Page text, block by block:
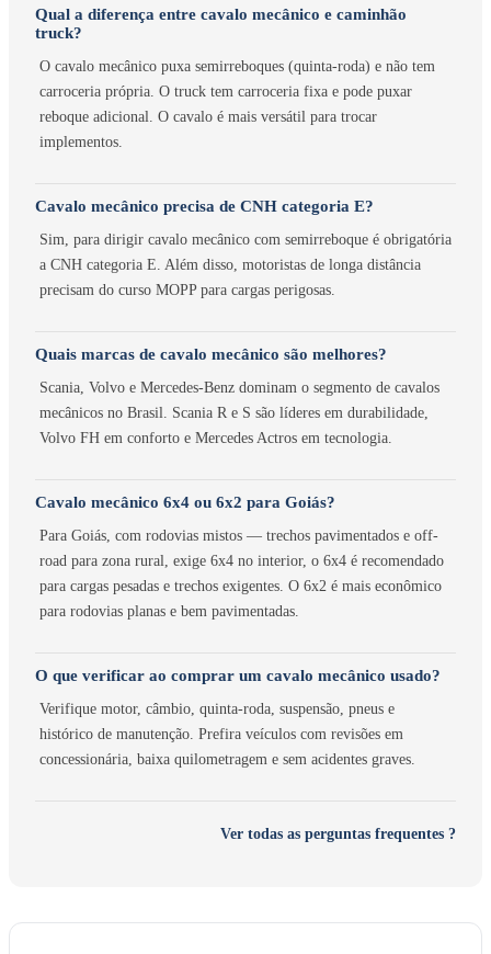
Qual a diferença entre cavalo mecânico e caminhão
truck?
O cavalo mecânico puxa semirreboques (quinta-roda) e não tem
carroceria própria. O truck tem carroceria fixa e pode puxar
reboque adicional. O cavalo é mais versátil para trocar
implementos.
Cavalo mecânico precisa de CNH categoria E?
Sim, para dirigir cavalo mecânico com semirreboque é obrigatória
a CNH categoria E. Além disso, motoristas de longa distância
precisam do curso MOPP para cargas perigosas.
Quais marcas de cavalo mecânico são melhores?
Scania, Volvo e Mercedes-Benz dominam o segmento de cavalos
mecânicos no Brasil. Scania R e S são líderes em durabilidade,
Volvo FH em conforto e Mercedes Actros em tecnologia.
Cavalo mecânico 6x4 ou 6x2 para Goiás?
Para Goiás, com rodovias mistos — trechos pavimentados e off-
road para zona rural, exige 6x4 no interior, o 6x4 é recomendado
para cargas pesadas e trechos exigentes. O 6x2 é mais econômico
para rodovias planas e bem pavimentadas.
O que verificar ao comprar um cavalo mecânico usado?
Verifique motor, câmbio, quinta-roda, suspensão, pneus e
histórico de manutenção. Prefira veículos com revisões em
concessionária, baixa quilometragem e sem acidentes graves.
Ver todas as perguntas frequentes ?